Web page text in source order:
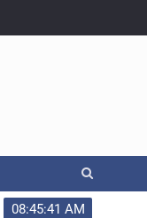
08:45:41 AM